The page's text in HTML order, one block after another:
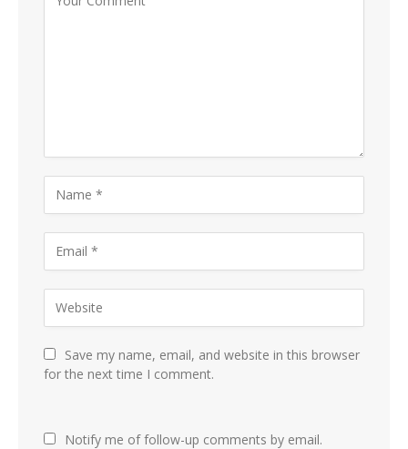
Save my name, email, and website in this browser
for the next time I comment.
Notify me of follow-up comments by email.